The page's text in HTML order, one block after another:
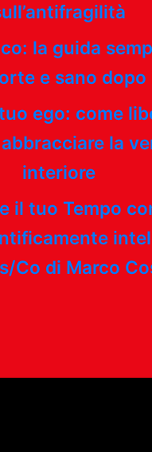
la guida
e sano dopo
ego: come
la
interiore
il tuo Tempo
Co di Marco